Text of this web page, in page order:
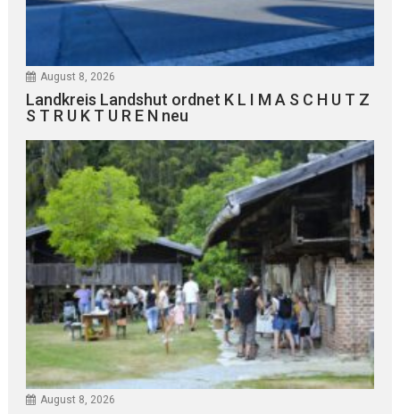
August 8, 2026
Landkreis Landshut ordnet K L I M A S C H U T Z
S T R U K T U R E N neu
August 8, 2026